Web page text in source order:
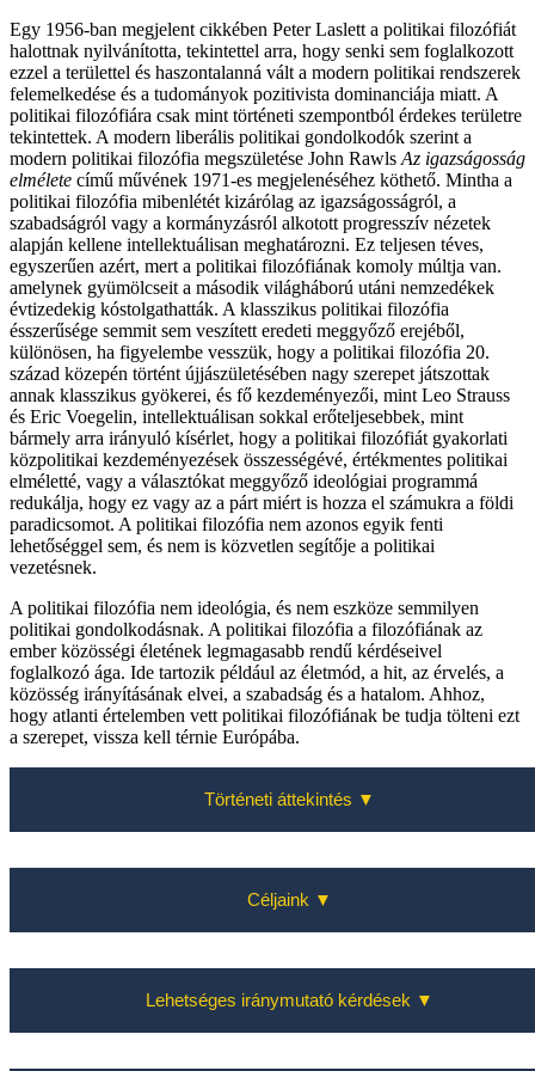
Egy 1956-ban megjelent cikkében Peter Laslett a politikai filozófiát
halottnak nyilvánította, tekintettel arra, hogy senki sem foglalkozott
ezzel a területtel és haszontalanná vált a modern politikai rendszerek
felemelkedése és a tudományok pozitivista dominanciája miatt. A
politikai filozófiára csak mint történeti szempontból érdekes területre
tekintettek. A modern liberális politikai gondolkodók szerint a
modern politikai filozófia megszületése John Rawls Az igazságosság
elmélete című művének 1971-es megjelenéséhez köthető. Mintha a
politikai filozófia mibenlétét kizárólag az igazságosságról, a
szabadságról vagy a kormányzásról alkotott progresszív nézetek
alapján kellene intellektuálisan meghatározni. Ez teljesen téves,
egyszerűen azért, mert a politikai filozófiának komoly múltja van.
amelynek gyümölcseit a második világháború utáni nemzedékek
évtizedekig kóstolgathatták. A klasszikus politikai filozófia
ésszerűsége semmit sem veszített eredeti meggyőző erejéből,
különösen, ha figyelembe vesszük, hogy a politikai filozófia 20.
század közepén történt újjászületésében nagy szerepet játszottak
annak klasszikus gyökerei, és fő kezdeményezői, mint Leo Strauss
és Eric Voegelin, intellektuálisan sokkal erőteljesebbek, mint
bármely arra irányuló kísérlet, hogy a politikai filozófiát gyakorlati
közpolitikai kezdeményezések összességévé, értékmentes politikai
elméletté, vagy a választókat meggyőző ideológiai programmá
redukálja, hogy ez vagy az a párt miért is hozza el számukra a földi
paradicsomot. A politikai filozófia nem azonos egyik fenti
lehetőséggel sem, és nem is közvetlen segítője a politikai
vezetésnek.
A politikai filozófia nem ideológia, és nem eszköze semmilyen
politikai gondolkodásnak. A politikai filozófia a filozófiának az
ember közösségi életének legmagasabb rendű kérdéseivel
foglalkozó ága. Ide tartozik például az életmód, a hit, az érvelés, a
közösség irányításának elvei, a szabadság és a hatalom. Ahhoz,
hogy atlanti értelemben vett politikai filozófiának be tudja tölteni ezt
a szerepet, vissza kell térnie Európába.
Történeti áttekintés ▼
tudósokat, de a politikai filozófia újra felfedezett
amikor az amerikai alapítók a korai európai politikai
alapul és alkalmazták. Az európai római jogi hagyomány és az
angolszász szokásjog hagyománya közötti különbség azonban
Céljaink ▼
is, hogy mi történt, és világossá kell tennünk, hogy ennek ma
Először is,
Lehetséges iránymutató kérdések ▼